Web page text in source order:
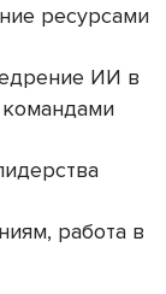
ресурсами
ИИ в
командами
работа в